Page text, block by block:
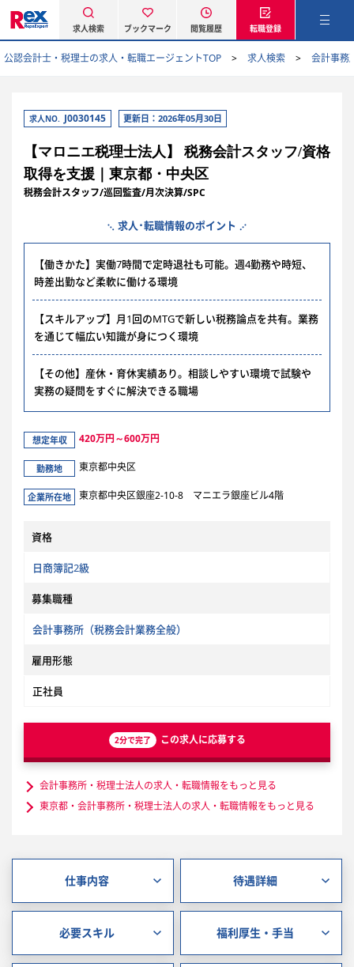
求人検索 ブックマーク 閲覧履歴 転職登録
公認会計士・税理士の求人・転職エージェントTOP 求人検索 会計事務
求人NO. J0030145 更新日：2026年05月30日
【マロニエ税理士法人】 税務会計スタッフ/資格
取得を支援｜東京都・中央区
税務会計スタッフ/巡回監査/月次決算/SPC
求人･転職情報のポイント
【働きかた】実働7時間で定時退社も可能。週4勤務や時短、
時差出勤など柔軟に働ける環境
【スキルアップ】月1回のMTGで新しい税務論点を共有。業務
を通じて幅広い知識が身につく環境
【その他】産休・育休実績あり。相談しやすい環境で試験や
実務の疑問をすぐに解決できる職場
想定年収 420万円～600万円
勤務地 東京都中央区
企業所在地 東京都中央区銀座2-10-8 マニエラ銀座ビル4階
資格
日商簿記2級
募集職種
会計事務所（税務会計業務全般）
雇用形態
正社員
2分で完了 この求人に応募する
会計事務所・税理士法人の求人・転職情報をもっと見る
東京都・会計事務所・税理士法人の求人・転職情報をもっと見る
仕事内容 待遇詳細
必要スキル 福利厚生・手当